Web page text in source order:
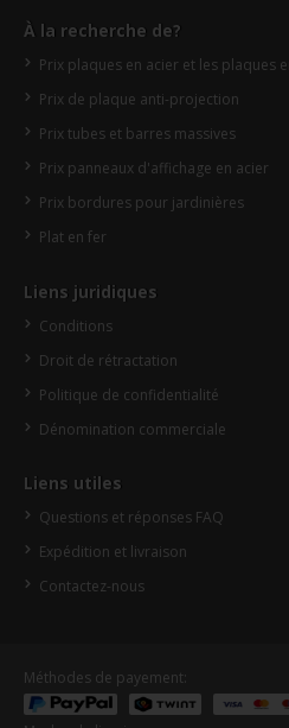
À la recherche de?
Prix plaques en acier et les plaques
Prix de plaque anti-projection
Prix tubes et barres massives
Prix panneaux d'affichage en acier
Prix bordures pour jardinières
Plat en fer
Liens juridiques
Conditions
Droit de rétractation
Politique de confidentialité
Dénomination commerciale
Liens utiles
Questions et réponses FAQ
Expédition et livraison
Contactez-nous
Méthodes de payement: